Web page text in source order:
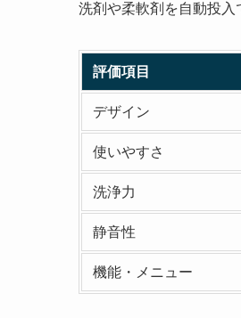
洗剤や柔軟剤を自動投入
評価項目
デザイン
使いやすさ
洗浄力
静音性
機能・メニュー